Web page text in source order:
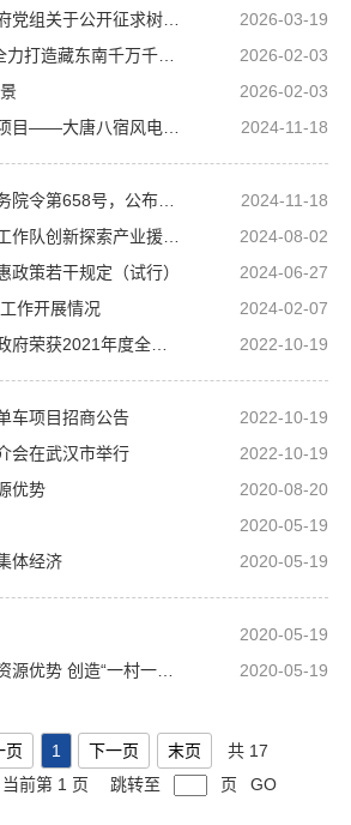
和践行正确政绩观学习教育意见建议的公告
2026-03-19
东南千万千瓦级清洁能源基地
2026-02-03
2026-02-03
大唐八宿风电项目投产
2024-11-18
《中华人民共和国政府采购法实施条例》
2024-11-18
创新探索产业援藏新模式
2024-08-02
政策若干规定（试行）
2024-06-27
作开展情况
2024-02-07
年度全区招商引资成绩突出单位
2022-10-19
车项目招商公告
2022-10-19
会在武汉市举行
2022-10-19
优势
2020-08-20
2020-05-19
体经济
2020-05-19
2020-05-19
创造“一村一品”对症扶贫
2020-05-19
页 1 下一页 末页
共 17
当前第 1 页 跳转至 页 GO